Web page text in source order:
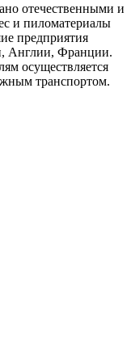
отечественными и
и пиломатериалы
предприятия
Англии, Франции.
осуществляется
транспортом.